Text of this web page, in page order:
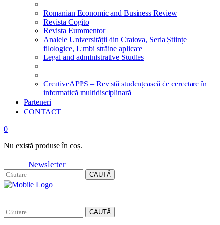
Romanian Economic and Business Review
Revista Cogito
Revista Euromentor
Analele Universității din Craiova, Seria Științe
filologice, Limbi străine aplicate
Legal and administrative Studies
CreativeAPPS – Revistă studențească de cercetare în
informatică multidisciplinară
Parteneri
CONTACT
0
Nu există produse în coș.
Newsletter
CAUTĂ
CAUTĂ